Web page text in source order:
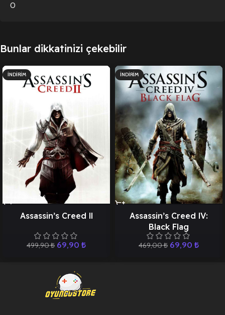
0
Bunlar dikkatinizi çekebilir
İNDIRIM
Assassin’s Creed ll
499,90₺ 69,90 ₺
İNDIRIM
Assassin’s Creed lV:
Black Flag
469,00₺ 69,90 ₺